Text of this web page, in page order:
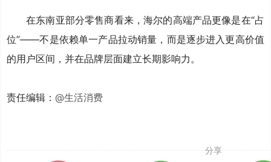
在东南亚部分零售商看来，海尔的高端产品更像是在“占
位”——不是依赖单一产品拉动销量，而是逐步进入更高价值
的用户区间，并在品牌层面建立长期影响力。
责任编辑： @生活消费
分享